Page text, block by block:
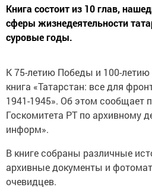
Книга состоит из 10 глав,
сферы жизнедеятельности
суровые годы.
К 75-летию Победы и 100-
книга «Татарстан: все для
1941-1945». Об этом сообщает
Госкомитета РТ по архивному
информ».
В книге собраны различные
архивные документы и
очевидцев.